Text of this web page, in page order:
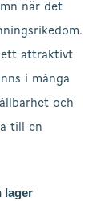
när det
ett attraktivt
i många
och
till en
lager